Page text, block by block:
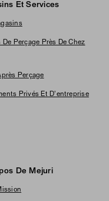
Et Services
De Perçage Près De Chez
Perçage
Privés Et D'entreprise
De Mejuri